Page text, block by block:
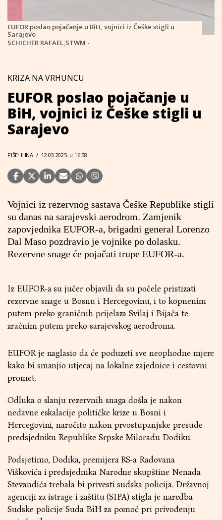
EUFOR poslao pojačanje u BiH, vojnici iz Češke stigli u
Sarajevo
SCHICHER RAFAEL,STWM -
KRIZA NA VRHUNCU
EUFOR poslao pojačanje u
BiH, vojnici iz Češke stigli u
Sarajevo
PIŠE: HINA / 12.03.2025. u 16:58
Vojnici iz rezervnog sastava Češke Republike stigli
su danas na sarajevski aerodrom. Zamjenik
zapovjednika EUFOR-a, brigadni general Lorenzo
Dal Maso pozdravio je vojnike po dolasku.
Rezervne snage će pojačati trupe EUFOR-a.
Iz EUFOR-a su jučer objavili da su počele pristizati
rezervne snage u Bosnu i Hercegovinu, i to kopnenim
putem preko graničnih prijelaza Svilaj i Bijača te
zračnim putem preko sarajevskog aerodroma.
EUFOR je naglasio da će poduzeti sve neophodne mjere
kako bi smanjio utjecaj na lokalne zajednice i cestovni
promet.
Odluka o slanju rezervnih snaga došla je nakon
nedavne eskalacije političke krize u Bosni i
Hercegovini, naročito nakon prvostupanjske presude
predsjedniku Republike Srpske Miloradu Dodiku.
Podsjetimo, Dodika, premijera RS-a Radovana
Viškovića i predsjednika Narodne skupštine Nenada
Stevandića trebala bi privesti sudska policija. Državnoj
agenciji za istrage i zaštitu (SIPA) stigla je naredba
Sudske policije Suda BiH za pomoć pri privođenju